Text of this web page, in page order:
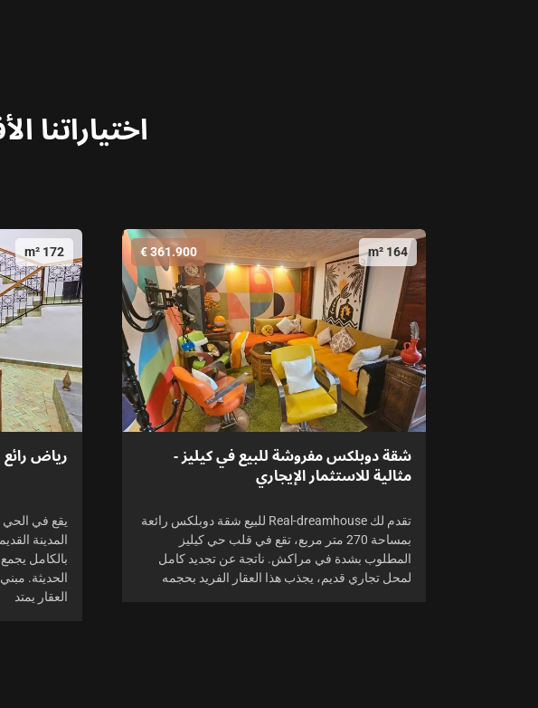
اختياراتنا
164 m²
361.900 €
شقة دوبلكس مفروشة للبيع في كيليز -
مثالية للاستثمار الإيجاري
تقدم لك Real-dreamhouse للبيع شقة دوبلكس رائعة
بمساحة 270 متر مربع، تقع في قلب حي كيليز
المطلوب بشدة في مراكش. ناتجة عن تجديد كامل
لمحل تجاري قديم، يجذب هذا العقار الفريد بحجمه
172 m²
رياض
يقع في
المدينة
بالكامل
العقار يمتد